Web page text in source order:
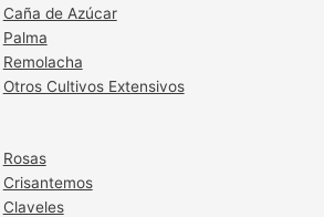
Caña de Azúcar
Palma
Remolacha
Otros Cultivos Extensivos
Rosas
Crisantemos
Claveles